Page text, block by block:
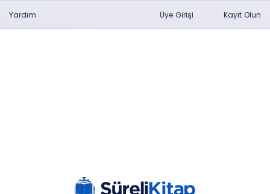
Yardım Üye Girişi Kayıt Olun